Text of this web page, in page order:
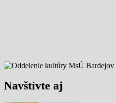
Navštívte aj